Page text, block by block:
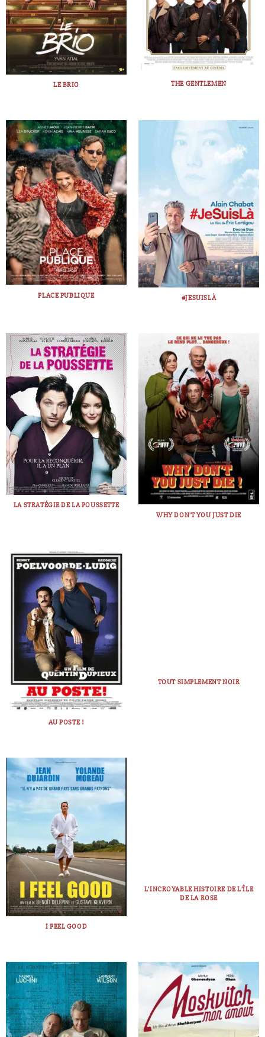
LE BRIO THE GENTLEMEN
PLACE PUBLIQUE #JESUISLÀ
LA STRATÉGIE DE LA POUSSETTE
WHY DON’T YOU JUST DIE
AU POSTE !
TOUT SIMPLEMENT NOIR
I FEEL GOOD
L’INCROYABLE HISTOIRE DE L’ÎLE
DE LA ROSE